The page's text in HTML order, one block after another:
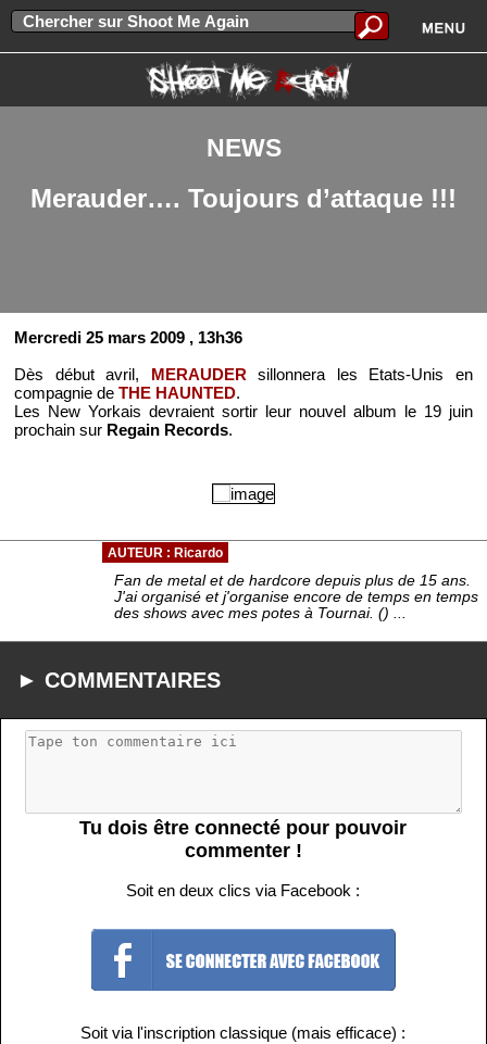
NEWS
Merauder…. Toujours d’attaque !!!
Mercredi 25 mars 2009 , 13h36
Dès début avril, MERAUDER sillonnera les Etats-Unis en
compagnie deTHE HAUNTED.
Les New Yorkais devraient sortir leur nouvel album le 19 juin
prochain sur Regain Records.
AUTEUR : Ricardo
Fan de metal et de hardcore depuis plus de 15 ans.
J'ai organisé et j'organise encore de temps en temps
des shows avec mes potes à Tournai. () ...
► COMMENTAIRES
Tu dois être connecté pour pouvoir
commenter !
Soit en deux clics via Facebook :
Soit via l'inscription classique (mais efficace) :